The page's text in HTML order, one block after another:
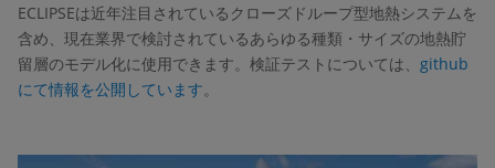
ECLIPSEは近年注目されているクローズドループ型地熱システムを
含め、現在業界で検討されているあらゆる種類・サイズの地熱貯
留層のモデル化に使用できます。検証テストについては、 github
にて情報を公開しています。